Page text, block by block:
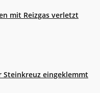
mit Reizgas verletzt
eingeklemmt